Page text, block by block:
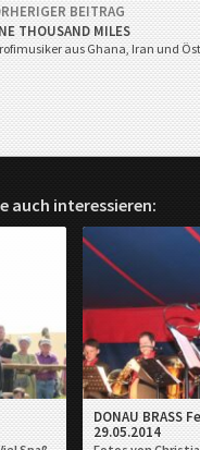
BEITRAG
THOUSAND MILES
aus Ghana, Iran und
auch interessieren:
DONAU BRASS
29.05.2014